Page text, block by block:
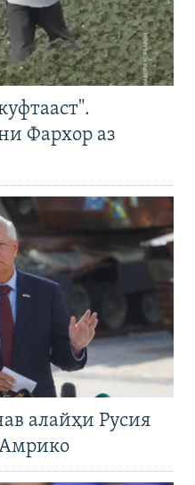
Фархор аз
алайҳи Русия